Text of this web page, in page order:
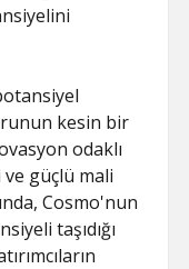
kesin bir
odaklı
ve güçlü mali
Cosmo'nun
taşıdığı